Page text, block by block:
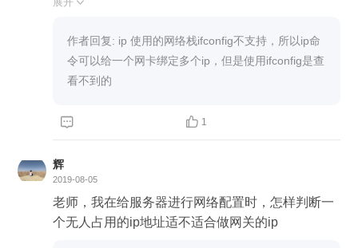
ault qlen 1000 link/ether 00:15:5d:8f:49:00 brd ff:ff:f
f:ff:ff:ff inet 172.28.29.146/28 brd 172.28.29.159 sco
pe global noprefixroute dynamic eth0 valid_lft 863
4 scope global eth0 valid_lft forever preferred_lft fo
pe global secondary noprefixroute eth0 valid_lft for
ever preferred_lft forever inet 172.28.29.148/28 sco
pe global secondary eth0 valid_lft forever preferred
_lft forever inet6 fe80::6192:6c88:aafa:6514/64 sco
0:00:00:00:00:00 inet 127.0.0.1/8 scope host lo vali
d_lft forever preferred_lft forever inet6 ::1/128 scop
e host valid_lft forever preferred_lft forever 2: eth0:
u 1500 qdisc mq state UP group default qlen 1000
28.29.146/28 brd 172.28.29.159 scope global nopr
efixroute dynamic eth0 valid_lft 86323sec preferre
d_lft 86323sec inet 172.28.29.148/24 scope global
eth0 valid_lft forever preferred_lft forever inet 172.2
作者回复: ip 使用的网络栈ifconfig不支持，所以ip命
令可以给一个网卡绑定多个ip，但是使用ifconfig是查
看不到的
  1
辉
2019-08-05
老师，我在给服务器进行网络配置时，怎样判断一
个无人占用的ip地址适不适合做网关的ip